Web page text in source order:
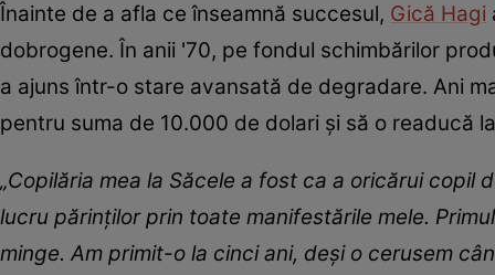
Înainte de a afla ce înseamnă succesul, Gică Hagi
dobrogene. În anii '70, pe fondul schimbărilor
a ajuns într-o stare avansată de degradare. Ani
pentru suma de 10.000 de dolari și să o readucă
„Copilăria mea la Săcele a fost ca a oricărui
lucru părinţilor prin toate manifestările mele.
minge. Am primit-o la cinci ani, deşi o cerusem